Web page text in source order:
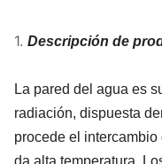
1. Descripción de
La pared del agua es
radiación, dispuesta
procede el
da alta temperatura.